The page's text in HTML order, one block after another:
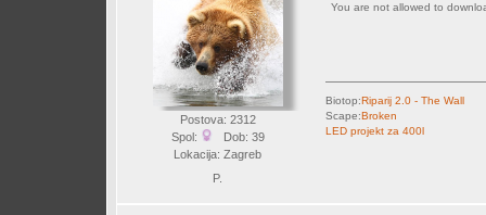
Postova: 2312
Spol:
Dob: 39
Lokacija: Zagreb
P.
You are not allowed to
Biotop:Riparij 2.0 - The Wall
Scape:Broken
LED projekt za 400l